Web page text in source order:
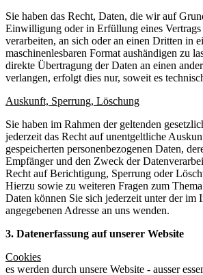
Sie haben das Recht, Daten, die wir auf
Einwilligung oder in Erfüllung eines Vertrags
verarbeiten, an sich oder an einen Dritten in
maschinenlesbaren Format aushändigen zu
direkte Übertragung der Daten an einen
verlangen, erfolgt dies nur, soweit es
Auskunft, Sperrung, Löschung
Sie haben im Rahmen der geltenden
jederzeit das Recht auf unentgeltliche
gespeicherten personenbezogenen Daten,
Empfänger und den Zweck der
Recht auf Berichtigung, Sperrung oder
Hierzu sowie zu weiteren Fragen zum
Daten können Sie sich jederzeit unter der im
angegebenen Adresse an uns wenden.
3. Datenerfassung auf unserer Website
Cookies
es werden durch unsere Website - ausser